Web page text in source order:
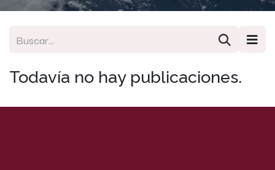
Todavía no hay publicaciones.